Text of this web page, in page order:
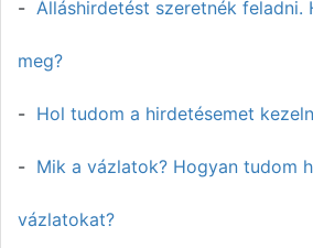
Álláshirdetést szeretnék feladni.
meg?
Hol tudom a hirdetésemet
Mik a vázlatok? Hogyan tudom
vázlatokat?